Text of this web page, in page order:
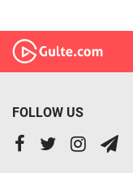
FOLLOW US